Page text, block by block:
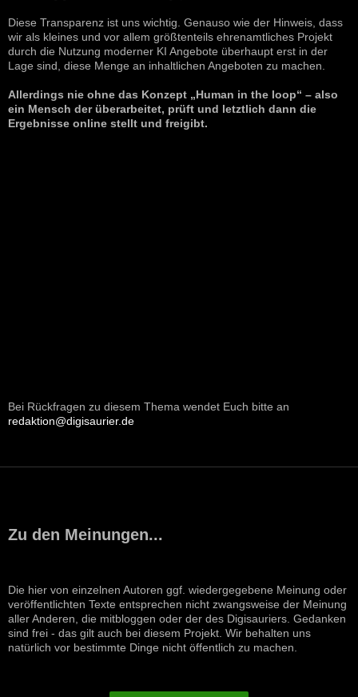
Diese Transparenz ist uns wichtig. Genauso wie der Hinweis, dass
wir als kleines und vor allem größtenteils ehrenamtliches Projekt
durch die Nutzung moderner KI Angebote überhaupt erst in der
Lage sind, diese Menge an inhaltlichen Angeboten zu machen.
Allerdings nie ohne das Konzept „Human in the loop“ – also
ein Mensch der überarbeitet, prüft und letztlich dann die
Ergebnisse online stellt und freigibt.
Bei Rückfragen zu diesem Thema wendet Euch bitte an
redaktion@digisaurier.de
Zu den Meinungen...
Die hier von einzelnen Autoren ggf. wiedergegebene Meinung oder
veröffentlichten Texte entsprechen nicht zwangsweise der Meinung
aller Anderen, die mitbloggen oder der des Digisauriers. Gedanken
sind frei - das gilt auch bei diesem Projekt. Wir behalten uns
natürlich vor bestimmte Dinge nicht öffentlich zu machen.